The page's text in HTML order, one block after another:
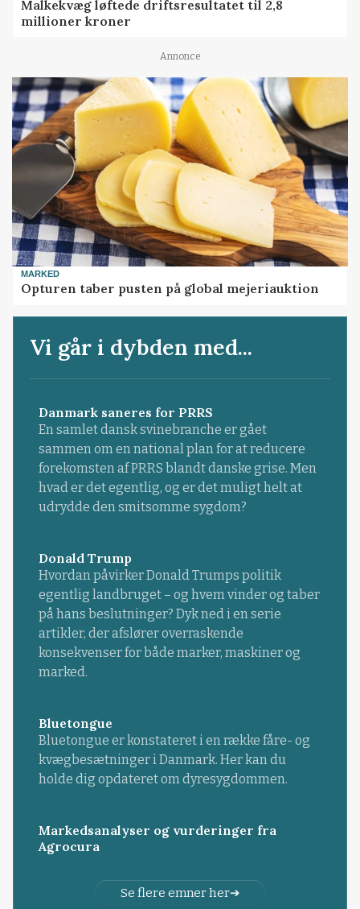
Malkekvæg løftede driftsresultatet til 2,8
millioner kroner
Annonce
MARKED
Opturen taber pusten på global mejeriauktion
Vi går i dybden med...
Danmark saneres for PRRS
En samlet dansk svinebranche er gået
sammen om en national plan for at reducere
forekomsten af PRRS blandt danske grise. Men
hvad er det egentlig, og er det muligt helt at
udrydde den smitsomme sygdom?
Donald Trump
Hvordan påvirker Donald Trumps politik
egentlig landbruget – og hvem vinder og taber
på hans beslutninger? Dyk ned i en serie
artikler, der afslører overraskende
konsekvenser for både marker, maskiner og
marked.
Bluetongue
Bluetongue er konstateret i en række fåre- og
kvægbesætninger i Danmark. Her kan du
holde dig opdateret om dyresygdommen.
Markedsanalyser og vurderinger fra
Agrocura
Se flere emner her